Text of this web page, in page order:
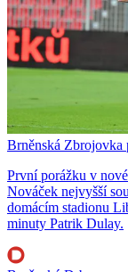
Brněnská Zbrojovka
První porážku v
Nováček nejvyšší
domácím stadionu
minuty Patrik Dulay.